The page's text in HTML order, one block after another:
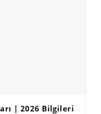
| 2026 Bilgileri